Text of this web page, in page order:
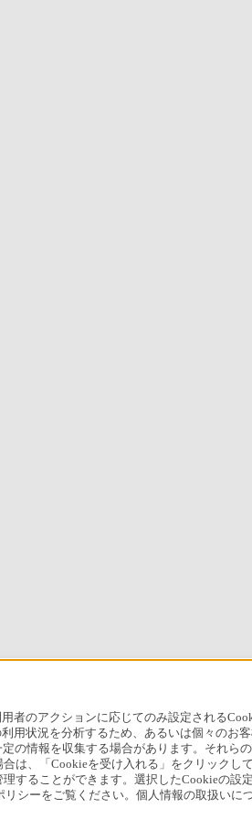
者のアクションに応じてのみ設定される
用状況を分析するため、あるいは個々のお
の情報を収集する場合があります。それら
は、「Cookieを受け入れる」をクリックし
することができます。選択したCookieの設
シーをご覧ください。個人情報の取扱いに